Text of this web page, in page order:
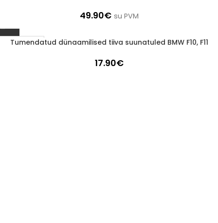
49.90€ su PVM
1-3 d.d.
Tumendatud dünaamilised tiiva suunatuled BMW F10, F11
17.90€